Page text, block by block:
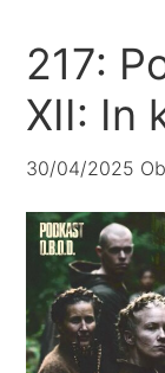
217:
XII: In
30/04/2025